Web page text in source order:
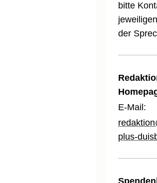
bitte
der
E-Mail:
plus-